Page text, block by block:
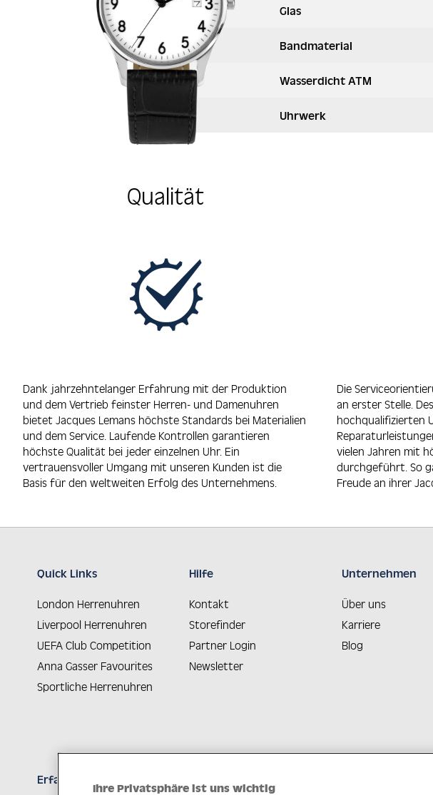
Glas
Bandmaterial
Wasserdicht ATM
Uhrwerk
Qualität
Dank jahrzehntelanger Erfahrung mit der Produktion
und dem Vertrieb feinster Herren- und Damenuhren
bietet Jacques Lemans höchste Standards bei Materialien
und dem Service. Laufende Kontrollen garantieren
höchste Qualität bei jeder einzelnen Uhr. Ein
vertrauensvoller Umgang mit unseren Kunden ist die
Basis für den weltweiten Erfolg des Unternehmens.
Die
an erster Stelle.
hochqualifizierten
vielen Jahren mit
durchgeführt. So
Freude an ihrer
Quick Links
London Herrenuhren
Liverpool Herrenuhren
UEFA Club Competition
Anna Gasser Favourites
Sportliche Herrenuhren
Hilfe
Kontakt
Storefinder
Partner Login
Newsletter
Unternehmen
Über uns
Karriere
Blog
Erfahren Sie Neuheiten als Erstes
Ihre Privatsphäre ist uns wichtig